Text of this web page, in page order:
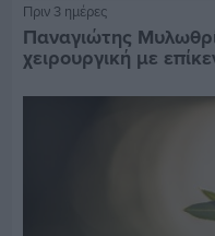
Πριν 3 ημέρες
Παναγιώτης
χειρουργική με